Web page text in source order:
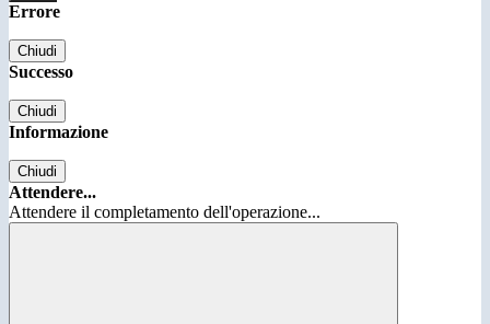
Errore
Chiudi
Successo
Chiudi
Informazione
Chiudi
Attendere...
Attendere il completamento dell'operazione...